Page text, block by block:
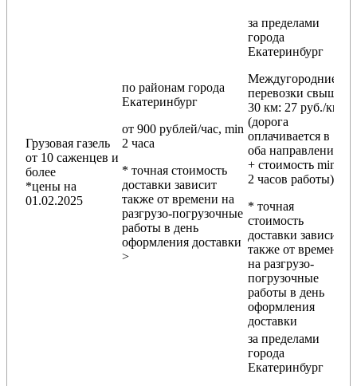
Грузовая газель
от 10 саженцев и
более
*цены на
01.02.2025
по районам города
Екатеринбург
от 900 рублей/час, min
2 часа
* точная стоимость
доставки зависит
также от времени на
разгрузо-погрузочные
работы в день
оформления доставки
>
за пределами
города
Екатеринбург
Междугородние
перевозки свыше
30 км: 27 руб./км
(дорога
оплачивается в
оба направления
+ стоимость min
2 часов работы)
* точная
стоимость
доставки зависит
также от времени
на разгрузо-
погрузочные
работы в день
оформления
доставки
за пределами
города
Екатеринбург